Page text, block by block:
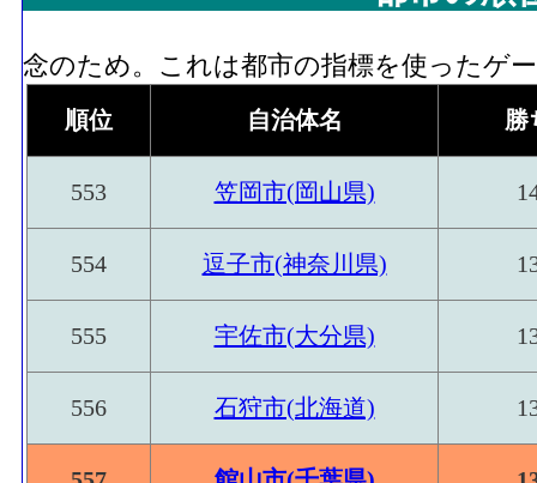
念のため。これは都市の指標を使ったゲ
順位 自治体名 勝
553 笠岡市(岡山県)
554 逗子市(神奈川県)
555 宇佐市(大分県)
556 石狩市(北海道)